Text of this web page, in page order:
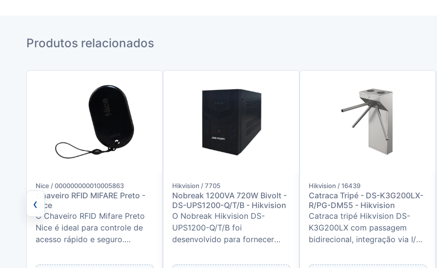
Produtos relacionados
‹
Nice / 000000000010005863
Chaveiro RFID MIFARE Preto -
Nice
O Chaveiro RFID Mifare Preto
Nice é ideal para controle de
acesso rápido e seguro.
13,56 MHz, este chaveiro
Hikvision / 7705
Nobreak 1200VA 720W Bivolt -
DS-UPS1200-Q/T/B - Hikvision
O Nobreak Hikvision DS-
UPS1200-Q/T/B foi
desenvolvido para fornecer
proteção elétrica para
Hikvision / 16439
Catraca Tripé - DS-K3G200LX-
R/PG-DM55 - Hikvision
Catraca tripé Hikvision DS-
K3G200LX com passagem
bidirecional, integração via I/O
emergência.